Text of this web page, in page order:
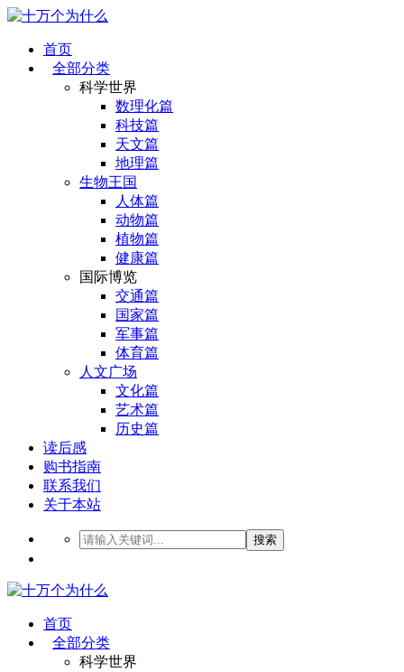
首页
全部分类
科学世界
数理化篇
科技篇
天文篇
地理篇
生物王国
人体篇
动物篇
植物篇
健康篇
国际博览
交通篇
国家篇
军事篇
体育篇
人文广场
文化篇
艺术篇
历史篇
读后感
购书指南
联系我们
关于本站
搜索
首页
全部分类
科学世界